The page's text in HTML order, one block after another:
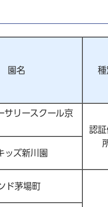
園名 種
サリースクール京
認
ッズ新川園
ド茅場町